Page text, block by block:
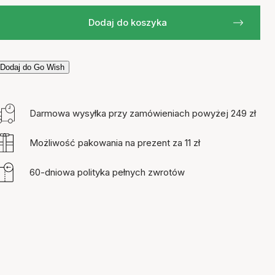
Dodaj do koszyka
Dodaj do Go Wish
Darmowa wysyłka przy zamówieniach powyżej 249 zł
Możliwość pakowania na prezent za 11 zł
60-dniowa polityka pełnych zwrotów